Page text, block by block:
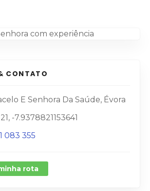
CONTATO
E Senhora Da Saúde, Évora
-7.9378821153641
083 355
rota